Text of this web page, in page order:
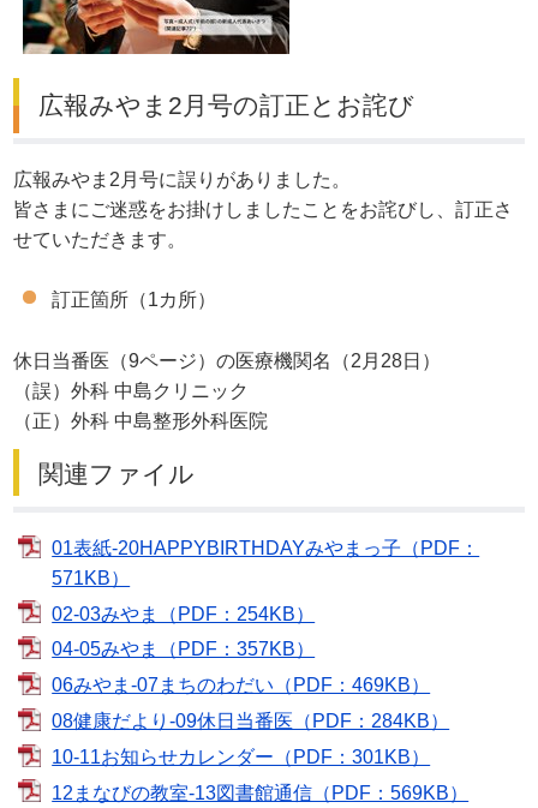
広報みやま2月号の訂正とお詫び
広報みやま2月号に誤りがありました。
皆さまにご迷惑をお掛けしましたことをお詫びし、訂正さ
せていただきます。
訂正箇所（1カ所）
休日当番医（9ページ）の医療機関名（2月28日）
（誤）外科 中島クリニック
（正）外科 中島整形外科医院
関連ファイル
01表紙-20HAPPYBIRTHDAYみやまっ子（PDF：
571KB）
02-03みやま（PDF：254KB）
04-05みやま（PDF：357KB）
06みやま-07まちのわだい（PDF：469KB）
08健康だより-09休日当番医（PDF：284KB）
10-11お知らせカレンダー（PDF：301KB）
12まなびの教室-13図書館通信（PDF：569KB）